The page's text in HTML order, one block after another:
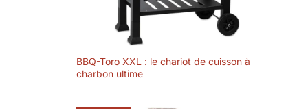
l'importance de la
sécurité, cet abri
combine robustesse
protection pour
BBQ-Toro XXL : le chariot de cuisson à
charbon ultime